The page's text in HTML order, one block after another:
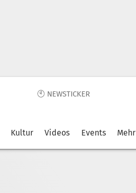
🕙 NEWSTICKER
Kultur Videos Events Mehr